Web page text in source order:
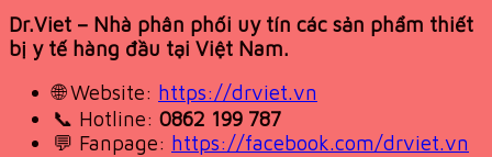
Dr.Viet – Nhà phân phối uy tín các sản phẩm thiết
bị y tế hàng đầu tại Việt Nam.
🌐 Website: https://drviet.vn
📞 Hotline: 0862 199 787
💬 Fanpage: https://facebook.com/drviet.vn